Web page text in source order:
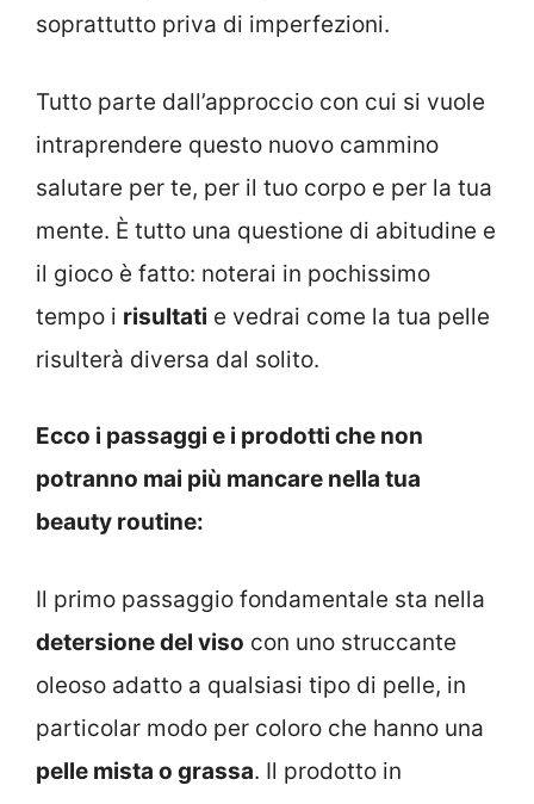
soprattutto priva di imperfezioni.
Tutto parte dall’approccio con cui si vuole
intraprendere questo nuovo cammino
salutare per te, per il tuo corpo e per la tua
mente. È tutto una questione di abitudine e
il gioco è fatto: noterai in pochissimo
tempo i risultati e vedrai come la tua pelle
risulterà diversa dal solito.
Ecco i passaggi e i prodotti che non
potranno mai più mancare nella tua
beauty routine:
Il primo passaggio fondamentale sta nella
detersione del viso con uno struccante
oleoso adatto a qualsiasi tipo di pelle, in
particolar modo per coloro che hanno una
pelle mista o grassa. Il prodotto in